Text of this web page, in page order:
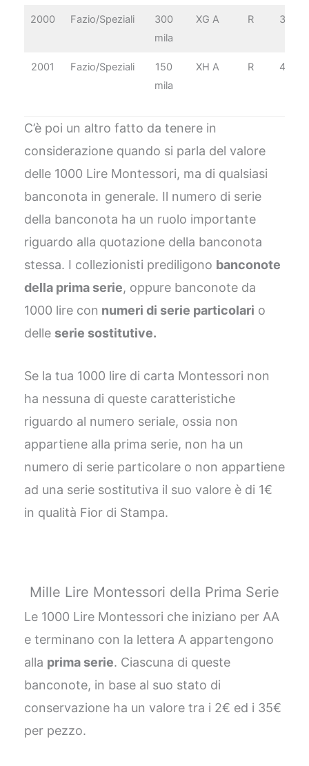
2000 Fazio/Speziali
300
mila
XG A R 3€
2001 Fazio/Speziali
150
mila
XH A R 4€
C’è poi un altro fatto da tenere in
considerazione quando si parla del valore
delle 1000 Lire Montessori, ma di qualsiasi
banconota in generale. Il numero di serie
della banconota ha un ruolo importante
riguardo alla quotazione della banconota
stessa. I collezionisti prediligono banconote
della prima serie, oppure banconote da
1000 lire con numeri di serie particolari o
delle serie sostitutive.
Se la tua 1000 lire di carta Montessori non
ha nessuna di queste caratteristiche
riguardo al numero seriale, ossia non
appartiene alla prima serie, non ha un
numero di serie particolare o non appartiene
ad una serie sostitutiva il suo valore è di 1€
in qualità Fior di Stampa.
Mille Lire Montessori della Prima Serie
Le 1000 Lire Montessori che iniziano per AA
e terminano con la lettera A appartengono
alla prima serie. Ciascuna di queste
banconote, in base al suo stato di
conservazione ha un valore tra i 2€ ed i 35€
per pezzo.